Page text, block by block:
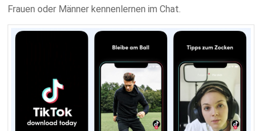
Frauen oder Männer kennenlernen im Chat.